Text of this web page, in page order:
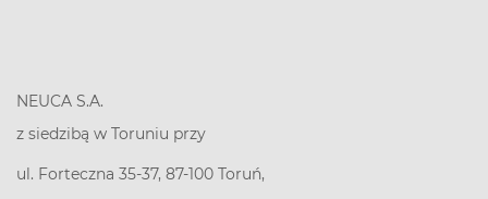
NEUCA S.A.
z siedzibą w Toruniu przy
ul. Forteczna 35-37, 87-100 Toruń,